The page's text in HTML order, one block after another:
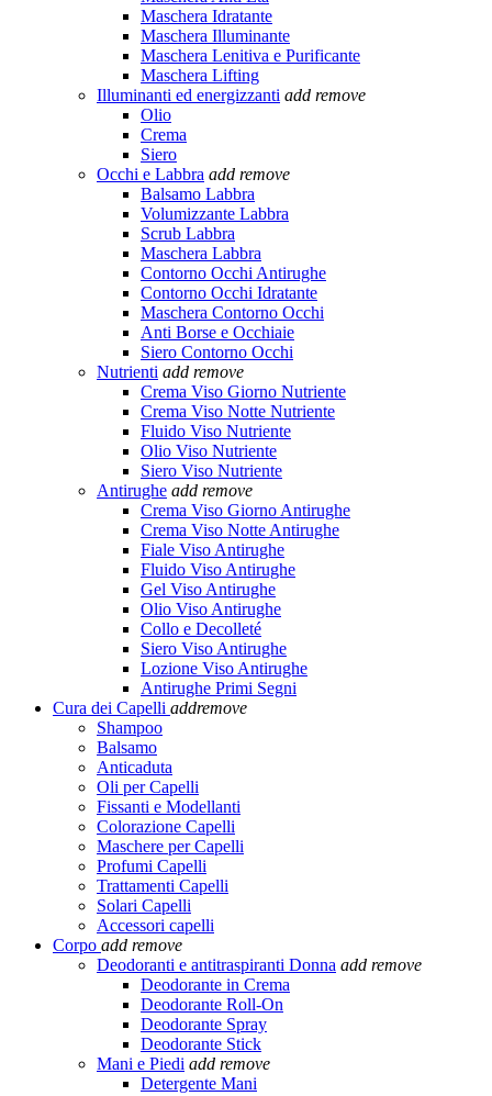
Maschera Idratante
Maschera Illuminante
Maschera Lenitiva e Purificante
Maschera Lifting
Illuminanti ed energizzanti add remove
Olio
Crema
Siero
Occhi e Labbra add remove
Balsamo Labbra
Volumizzante Labbra
Scrub Labbra
Maschera Labbra
Contorno Occhi Antirughe
Contorno Occhi Idratante
Maschera Contorno Occhi
Anti Borse e Occhiaie
Siero Contorno Occhi
Nutrienti add remove
Crema Viso Giorno Nutriente
Crema Viso Notte Nutriente
Fluido Viso Nutriente
Olio Viso Nutriente
Siero Viso Nutriente
Antirughe add remove
Crema Viso Giorno Antirughe
Crema Viso Notte Antirughe
Fiale Viso Antirughe
Fluido Viso Antirughe
Gel Viso Antirughe
Olio Viso Antirughe
Collo e Decolleté
Siero Viso Antirughe
Lozione Viso Antirughe
Antirughe Primi Segni
Cura dei Capelli addremove
Shampoo
Balsamo
Anticaduta
Oli per Capelli
Fissanti e Modellanti
Colorazione Capelli
Maschere per Capelli
Profumi Capelli
Trattamenti Capelli
Solari Capelli
Accessori capelli
Corpo add remove
Deodoranti e antitraspiranti Donna add remove
Deodorante in Crema
Deodorante Roll-On
Deodorante Spray
Deodorante Stick
Mani e Piedi add remove
Detergente Mani